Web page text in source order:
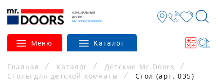
ОФИЦИАЛЬНЫЙ
ДИЛЕР
MR. DOORS В РОССИИ
Меню Каталог
Главная Каталог
Детские Mr.Doors
Столы для детской комнаты
Стол (арт. 035)